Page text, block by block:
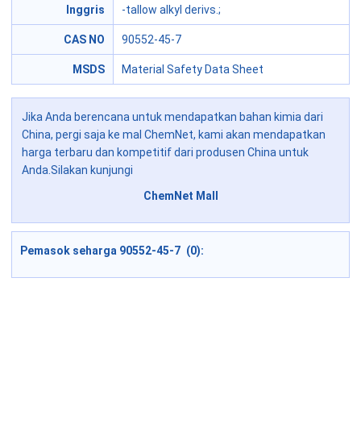
Inggris
-tallow alkyl derivs.;
CAS NO 90552-45-7
MSDS Material Safety Data Sheet
Jika Anda berencana untuk mendapatkan bahan kimia dari
China, pergi saja ke mal ChemNet, kami akan mendapatkan
harga terbaru dan kompetitif dari produsen China untuk
Anda.Silakan kunjungi
ChemNet Mall
Pemasok seharga 90552-45-7 (0):